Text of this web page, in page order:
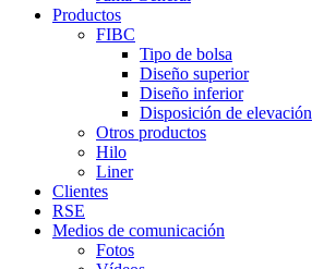
Productos
FIBC
Tipo de bolsa
Diseño superior
Diseño inferior
Disposición de elevación
Otros productos
Hilo
Liner
Clientes
RSE
Medios de comunicación
Fotos